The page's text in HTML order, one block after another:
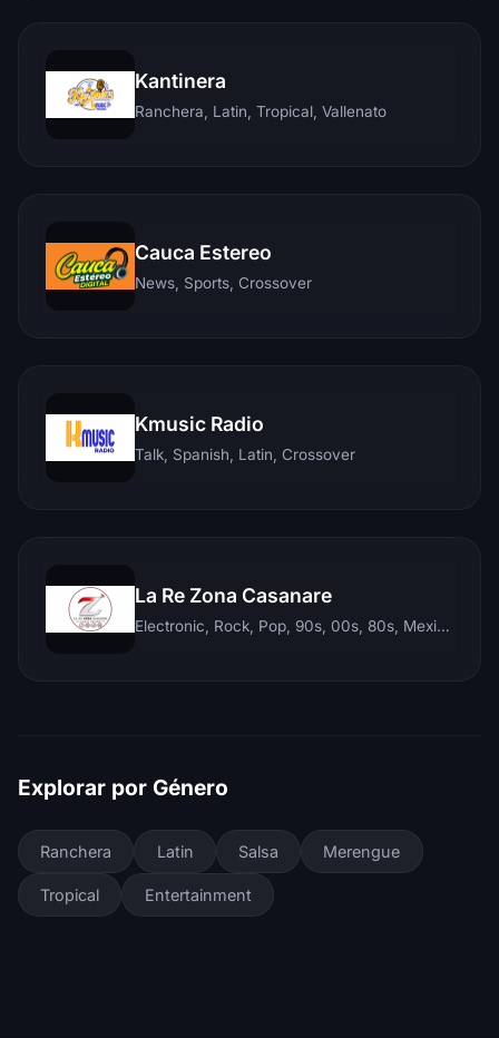
Kantinera
Ranchera, Latin, Tropical, Vallenato
Cauca Estereo
News, Sports, Crossover
Kmusic Radio
Talk, Spanish, Latin, Crossover
La Re Zona Casanare
Electronic, Rock, Pop, 90s, 00s, 80s, Mexican, Ranchera, Reggaeton, Instrumental, Salsa, Merengue, Tropical, Romantic, Vallenato, Llanera
Explorar por Género
Ranchera Latin Salsa Merengue
Tropical Entertainment